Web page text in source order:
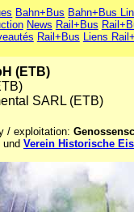
Bahn+Bus Bahn+Bus
News Rail+Bus
Rail+Bus Liens
(ETB)
SARL (ETB)
/ exploitation:
und Verein Historische